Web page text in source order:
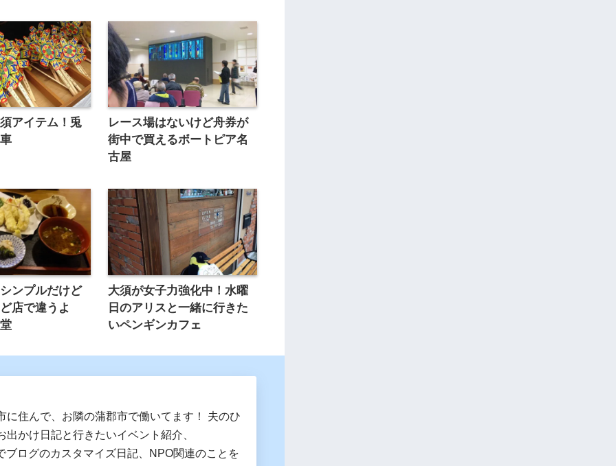
アイテム！兎
レース場はないけど舟券が
街中で買えるボートピア名
古屋
ンプルだけど
店で違うよ
大須が女子力強化中！水曜
日のアリスと一緒に行きた
いペンギンカフェ
に住んで、お隣の蒲郡市で働いてます！ 夫のひ
出かけ日記と行きたいイベント紹介、
ブログのカスタマイズ日記、NPO関連のことを